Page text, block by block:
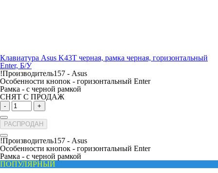
Клавиатура Asus K43T черная, рамка черная, горизонтальный
Enter, Б/У
!Производитель157 - Asus
Особенности кнопок - горизонтальный Enter
Рамка - с черной рамкой
СНЯТ С ПРОДАЖ
- +
РАСПРОДАН
!Производитель157 - Asus
Особенности кнопок - горизонтальный Enter
Рамка - с черной рамкой
ПОПУЛЯРНЫЙ